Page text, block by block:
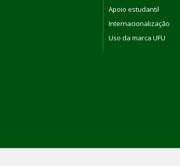
Apoio estudantil
Internacionalização
Uso da marca UFU